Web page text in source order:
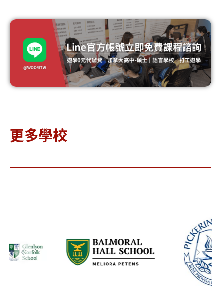
更多學校
巴
克林高中